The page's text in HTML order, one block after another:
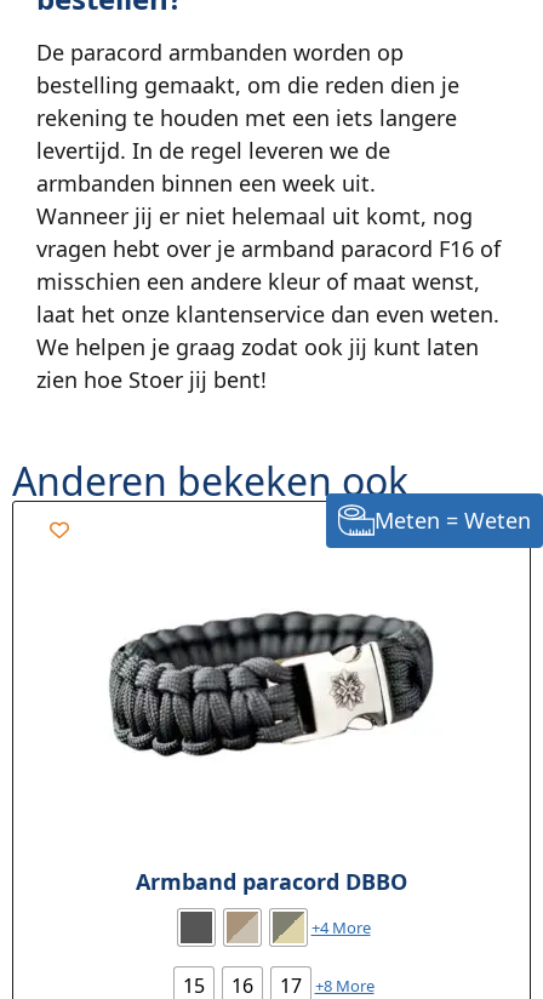
De paracord armbanden worden op
bestelling gemaakt, om die reden dien je
rekening te houden met een iets langere
levertijd. In de regel leveren we de
armbanden binnen een week uit.
Wanneer jij er niet helemaal uit komt, nog
vragen hebt over je armband paracord F16 of
misschien een andere kleur of maat wenst,
laat het onze klantenservice dan even weten.
We helpen je graag zodat ook jij kunt laten
zien hoe Stoer jij bent!
Anderen bekeken ook
Armband paracord DBBO
+4 More
15 16 17 +8 More
Meten = Weten